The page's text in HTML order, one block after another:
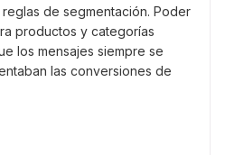
de segmentación. Poder
productos y categorías
los mensajes siempre se
las conversiones de